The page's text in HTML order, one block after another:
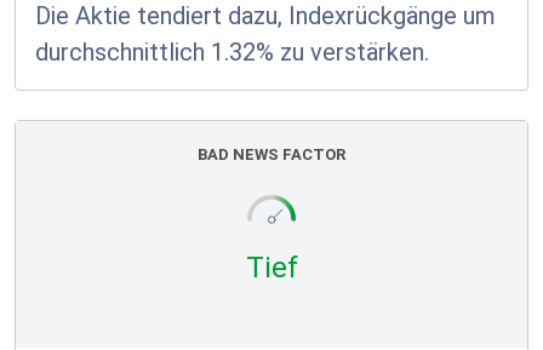
Die Aktie tendiert dazu, Indexrückgänge um
durchschnittlich 1.32% zu verstärken.
BAD NEWS FACTOR
Tief